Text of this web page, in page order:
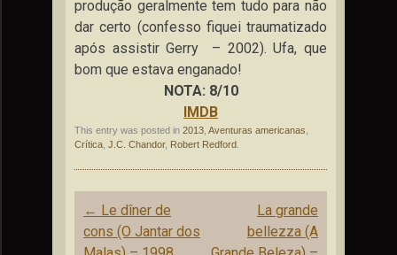
produção geralmente tem tudo para não
dar certo (confesso fiquei traumatizado
após assistir Gerry – 2002). Ufa, que
bom que estava enganado!
NOTA: 8/10
IMDB
This entry was posted in 2013 Aventuras americanas
Crítica J.C. Chandor, Robert Redford
Post
navigation
← Le dîner de
cons (O Jantar dos
La grande
bellezza (A